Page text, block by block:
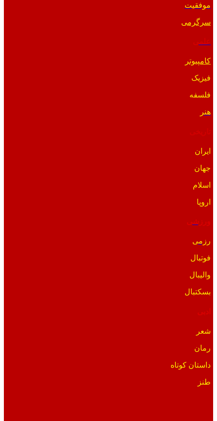
موفقیت
سرگرمی
کامپیوتر
فیزیک
فلسفه
هنر
ایران
جهان
اسلام
اروپا
ورزشی
رزمی
فوتبال
والیبال
بسکتبال
ادبی
شعر
رمان
داستان کوتاه
طنز